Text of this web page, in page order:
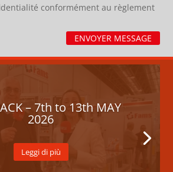
conformément au règlement
ENVOYER MESSAGE
– 7th to 13th MAY
2026
Leggi di più